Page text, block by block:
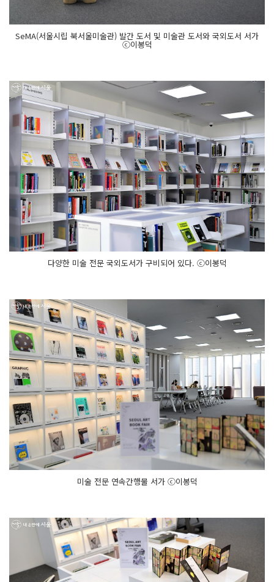
SeMA(서울시립 북서울미술관) 발간 도서 및 미술관 도서와 국외도서 서가
ⓒ이봉덕
다양한 미술 전문 국외도서가 구비되어 있다. ⓒ이봉덕
미술 전문 연속간행물 서가 ⓒ이봉덕